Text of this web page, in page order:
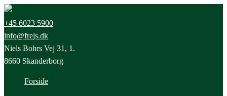
+45 6023 5900
info@frejs.dk
Niels Bohrs Vej 31, 1.
8660 Skanderborg
Forside